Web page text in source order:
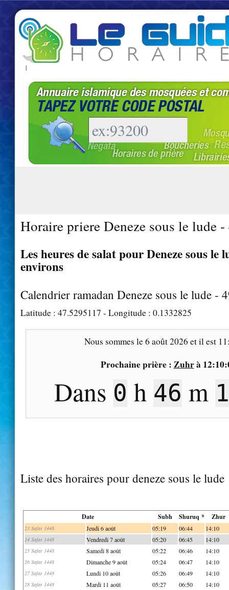
|
Horaire priere Deneze sous le lude
Les heures de salat pour Deneze sous le
environs
Calendrier ramadan Deneze sous le lude -
Latitude : 47.5295117 - Longitude : 0.1332825
Nous sommes le6 août 2026 et il est
Prochaine prière : Zuhrà
Dans0h46m
Liste des horaires pour deneze sous le lude
Date Subh Shuruq * Zhur
23 Safar 1448 Jeudi 6 août 05:19 06:44 14:10
24 Safar 1448 Vendredi 7 août 05:20 06:45 14:10
25 Safar 1448 Samedi 8 août 05:22 06:46 14:10
26 Safar 1448 Dimanche 9 août 05:24 06:47 14:10
27 Safar 1448 Lundi 10 août 05:26 06:49 14:10
28 Safar 1448 Mardi 11 août 05:27 06:50 14:10